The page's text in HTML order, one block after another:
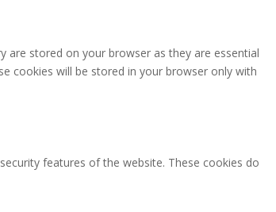
are stored on your browser as they are essential
cookies will be stored in your browser only with
features of the website. These cookies do